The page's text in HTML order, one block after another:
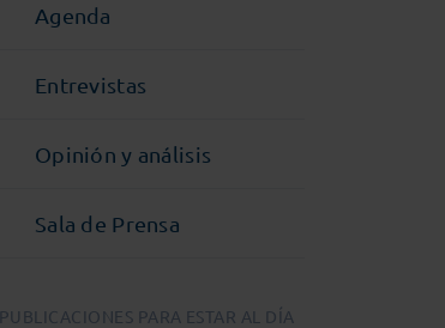
Agenda
Entrevistas
Opinión y análisis
Sala de Prensa
PUBLICACIONES PARA ESTAR AL DÍA